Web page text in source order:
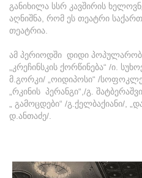
განიხილა სსრ კავშირის
აღნიშნა, რომ ეს თეატრი
თეატრია.
ამ პერიოდში დიდი
„კრეჩინსკის ქორწინება“ /ი.
მ.გორკი/ „ოიდიპოსი“ /
„რკინის პერანგი“,/გ.
„ გამოცდები“ /გ.ქელბაქიანი/,
დ.ანთაძე/.